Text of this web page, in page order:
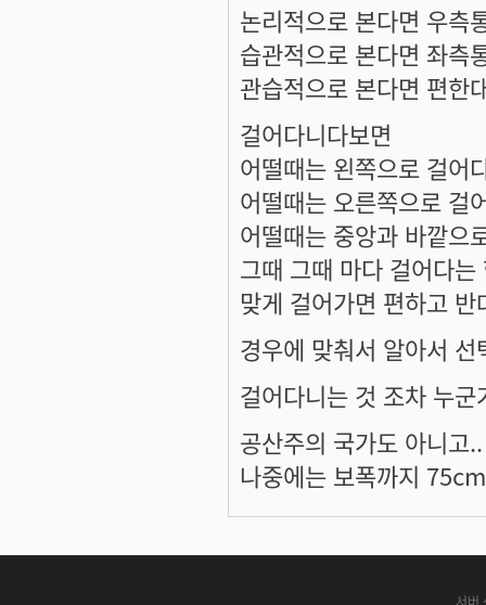
논리적으로 본다면 우측
습관적으로 본다면 좌측
관습적으로 본다면 편한
걸어다니다보면
어떨때는 왼쪽으로 걸어
어떨때는 오른쪽으로 걸
어떨때는 중앙과 바깥으
그때 그때 마다 걸어다
맞게 걸어가면 편하고
경우에 맞춰서 알아서
걸어다니는 것 조차 누
공산주의 국가도 아니고..
나중에는 보폭까지
서버